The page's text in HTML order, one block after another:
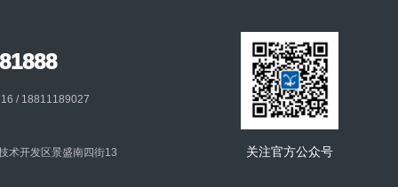
/ 18811189027
术开发区景盛南四街13 关注官方公众号